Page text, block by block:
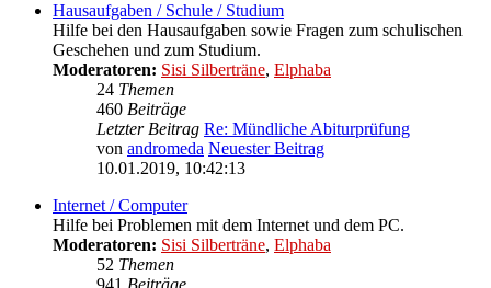
Hausaufgaben / Schule / Studium
Hilfe bei den Hausaufgaben sowie Fragen zum schulischen
Geschehen und zum Studium.
Moderatoren: Sisi Silberträne, Elphaba
24 Themen
460 Beiträge
Letzter Beitrag Re: Mündliche Abiturprüfung
von andromeda Neuester Beitrag
10.01.2019, 10:42:13
Internet / Computer
Hilfe bei Problemen mit dem Internet und dem PC.
Moderatoren: Sisi Silberträne, Elphaba
52 Themen